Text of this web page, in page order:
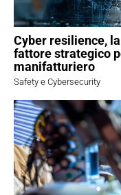
Cyber resilience,
fattore strategico
manifatturiero
Safety e Cybersecurity